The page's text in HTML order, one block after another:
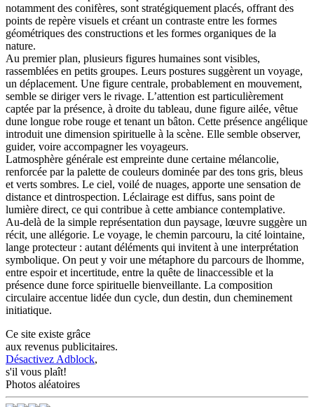
notamment des conifères, sont stratégiquement placés, offrant des
points de repère visuels et créant un contraste entre les formes
géométriques des constructions et les formes organiques de la
nature.
Au premier plan, plusieurs figures humaines sont visibles,
rassemblées en petits groupes. Leurs postures suggèrent un voyage,
un déplacement. Une figure centrale, probablement en mouvement,
semble se diriger vers le rivage. L’attention est particulièrement
captée par la présence, à droite du tableau, dune figure ailée, vêtue
dune longue robe rouge et tenant un bâton. Cette présence angélique
introduit une dimension spirituelle à la scène. Elle semble observer,
guider, voire accompagner les voyageurs.
Latmosphère générale est empreinte dune certaine mélancolie,
renforcée par la palette de couleurs dominée par des tons gris, bleus
et verts sombres. Le ciel, voilé de nuages, apporte une sensation de
distance et dintrospection. Léclairage est diffus, sans point de
lumière direct, ce qui contribue à cette ambiance contemplative.
Au-delà de la simple représentation dun paysage, lœuvre suggère un
récit, une allégorie. Le voyage, le chemin parcouru, la cité lointaine,
lange protecteur : autant déléments qui invitent à une interprétation
symbolique. On peut y voir une métaphore du parcours de lhomme,
entre espoir et incertitude, entre la quête de linaccessible et la
présence dune force spirituelle bienveillante. La composition
circulaire accentue lidée dun cycle, dun destin, dun cheminement
initiatique.
Ce site existe grâce
aux revenus publicitaires.
Désactivez Adblock,
s'il vous plaît!
Photos aléatoires